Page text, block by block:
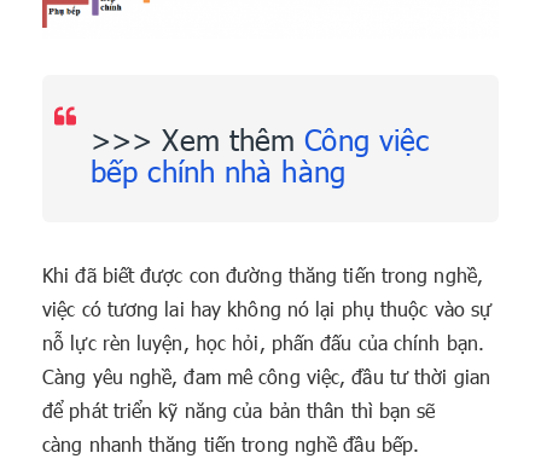
>>> Xem thêmCông việc
bếp chính nhà hàng
Khi đã biết được con đường thăng tiến trong nghề,
việc có tương lai hay không nó lại phụ thuộc vào sự
nỗ lực rèn luyện, học hỏi, phấn đấu của chính bạn.
Càng yêu nghề, đam mê công việc, đầu tư thời gian
để phát triển kỹ năng của bản thân thì bạn sẽ
càng nhanh thăng tiến trong nghề đầu bếp.